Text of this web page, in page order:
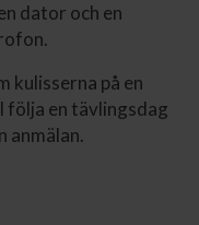
dator och en
kulisserna på en
följa en tävlingsdag
anmälan.